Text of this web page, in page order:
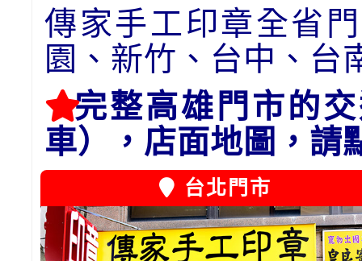
傳家手工印章全省
園、新竹、台中、台
完整高雄門市的
車），店面地圖，請
台北門市